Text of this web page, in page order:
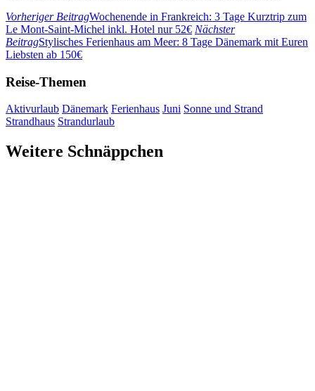
Vorheriger BeitragWochenende in Frankreich: 3 Tage Kurztrip zum
Le Mont-Saint-Michel inkl. Hotel nur 52€ Nächster
BeitragStylisches Ferienhaus am Meer: 8 Tage Dänemark mit Euren
Liebsten ab 150€
Reise-Themen
Aktivurlaub Dänemark Ferienhaus Juni Sonne und Strand
Strandhaus Strandurlaub
Weitere Schnäppchen